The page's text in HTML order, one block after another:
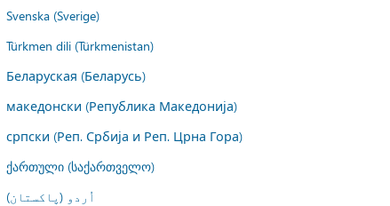
Svenska (Sverige)
Türkmen dili (Türkmenistan)
Беларуская (Беларусь)
македонски (Република Македонија)
српски (Реп. Србија и Реп. Црна Гора)
ქართული (საქართველო)
اُردو (پاکستان)